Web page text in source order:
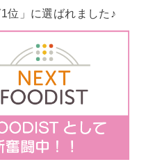
位」に選ばれました♪